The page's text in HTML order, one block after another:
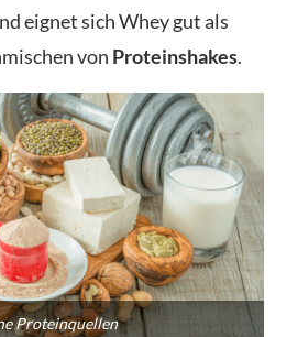
eignet sich Whey gut als
von Proteinshakes.
Proteinquellen